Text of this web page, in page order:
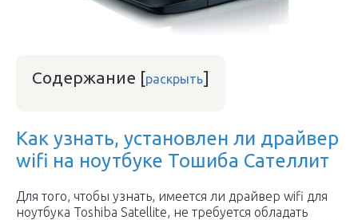
Содержание [раскрыть]
Как узнать, установлен ли драйвер
wifi на ноутбуке Тошиба Сателлит
Для того, чтобы узнать, имеется ли драйвер wifi для
ноутбука Toshiba Satellite, не требуется обладать